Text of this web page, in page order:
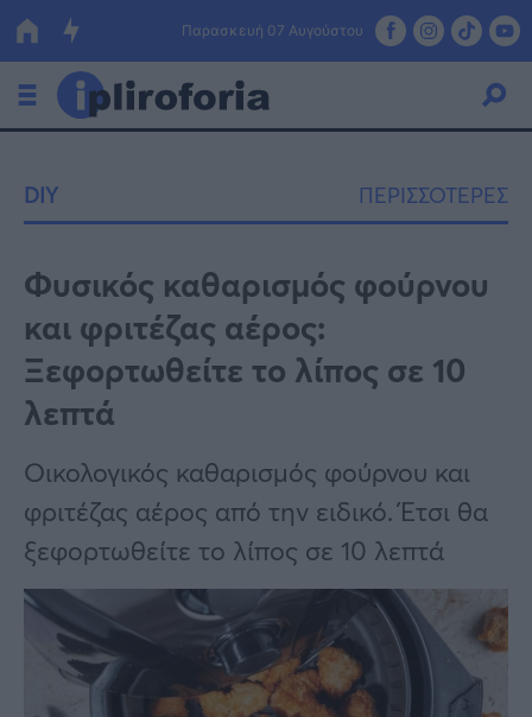
Παρασκευή 07 Αυγούστου
Οικονομία
Πολιτική
Τράπεζες
Επιδοτήσεις
Κόσμος
Lifestyle
Αθλητικά
Υγεία
Γυναίκα
Καιρός
DIY ΠΕΡΙΣΣΟΤΕΡΕΣ
Φυσικός καθαρισμός φούρνου
και φριτέζας αέρος:
Ξεφορτωθείτε το λίπος σε 10
λεπτά
Οικολογικός καθαρισμός φούρνου και
φριτέζας αέρος από την ειδικό. Έτσι θα
ξεφορτωθείτε το λίπος σε 10 λεπτά